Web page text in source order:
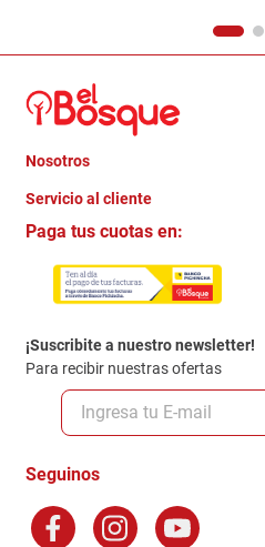
Nosotros
Quienes somos
Trabaja con Nosotros
Contacto
Servicio al cliente
Crédito Directo
Garantia
Politica de Privacidad
Políticas y condiciones GiftCard
Formas de Pago
Terminos y Condiciones
Factura Electronica
Paga tus cuotas en:
¡Suscribite a nuestro newsletter!
Para recibir nuestras ofertas
Seguinos